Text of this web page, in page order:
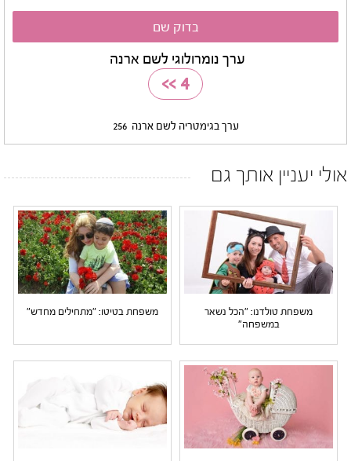
ערך נומרולוגי לשם ארנה
4
>>
ערך בגימטריה לשם ארנה 256
אולי יעניין אותך גם
משפחת טולדנו: "הכל נשאר
במשפחה"
משפחת בטיטו: "מתחילים מחדש"